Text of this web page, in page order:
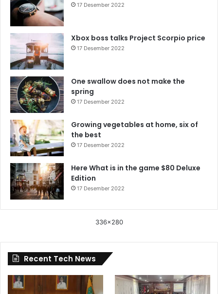
17 Desember 2022
Xbox boss talks Project Scorpio price
17 Desember 2022
One swallow does not make the
spring
17 Desember 2022
Growing vegetables at home, six of
the best
17 Desember 2022
Here What is in the game $80 Deluxe
Edition
17 Desember 2022
336x280
Recent Tech News